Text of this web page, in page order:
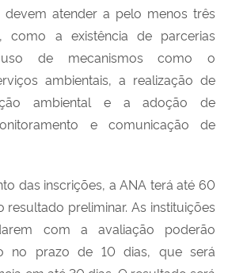
devem atender a pelo menos três
como a existência de parcerias
uso de mecanismos como o
ambientais, a realização de
ambiental e a adoção de
e comunicação de
das inscrições, a ANA terá até 60
preliminar. As instituições
com a avaliação poderão
no prazo de 10 dias, que será